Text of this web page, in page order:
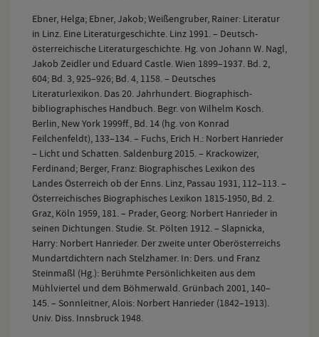
Ebner, Helga; Ebner, Jakob; Weißengruber, Rainer: Literatur
in Linz. Eine Literaturgeschichte. Linz 1991. – Deutsch-
österreichische Literaturgeschichte. Hg. von Johann W. Nagl,
Jakob Zeidler und Eduard Castle. Wien 1899–1937. Bd. 2,
604; Bd. 3, 925–926; Bd. 4, 1158. – Deutsches
Literaturlexikon. Das 20. Jahrhundert. Biographisch-
bibliographisches Handbuch. Begr. von Wilhelm Kosch.
Berlin, New York 1999ff., Bd. 14 (hg. von Konrad
Feilchenfeldt), 133–134. – Fuchs, Erich H.: Norbert Hanrieder
– Licht und Schatten. Saldenburg 2015. – Krackowizer,
Ferdinand; Berger, Franz: Biographisches Lexikon des
Landes Österreich ob der Enns. Linz, Passau 1931, 112–113. –
Österreichisches Biographisches Lexikon 1815-1950, Bd. 2.
Graz, Köln 1959, 181. – Prader, Georg: Norbert Hanrieder in
seinen Dichtungen. Studie. St. Pölten 1912. – Slapnicka,
Harry: Norbert Hanrieder. Der zweite unter Oberösterreichs
Mundartdichtern nach Stelzhamer. In: Ders. und Franz
Steinmaßl (Hg.): Berühmte Persönlichkeiten aus dem
Mühlviertel und dem Böhmerwald. Grünbach 2001, 140–
145. – Sonnleitner, Alois: Norbert Hanrieder (1842–1913).
Univ. Diss. Innsbruck 1948.